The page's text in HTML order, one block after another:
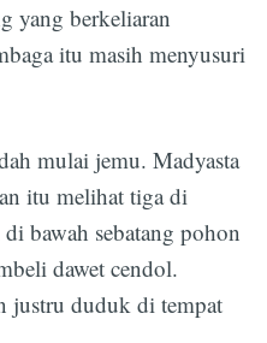
yang berkeliaran
itu masih menyusuri
mulai jemu. Madyasta
itu melihat tiga di
bawah sebatang pohon
dawet cendol.
justru duduk di tempat